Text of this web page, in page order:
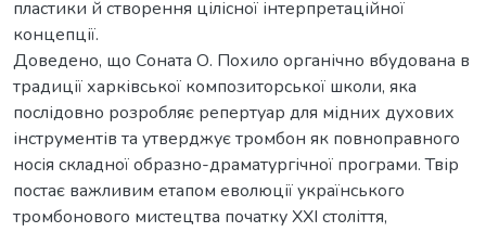
пластики й створення цілісної інтерпретаційної
концепції.
Доведено, що Соната О. Похило органічно вбудована в
традиції харківської композиторської школи, яка
послідовно розробляє репертуар для мідних духових
інструментів та утверджує тромбон як повноправного
носія складної образно-драматургічної програми. Твір
постає важливим етапом еволюції українського
тромбонового мистецтва початку ХХІ століття,